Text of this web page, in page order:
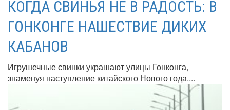
КОГДА СВИНЬЯ НЕ В РАДОСТЬ: В
ГОНКОНГЕ НАШЕСТВИЕ ДИКИХ
КАБАНОВ
Игрушечные свинки украшают улицы Гонконга,
знаменуя наступление китайского Нового года....